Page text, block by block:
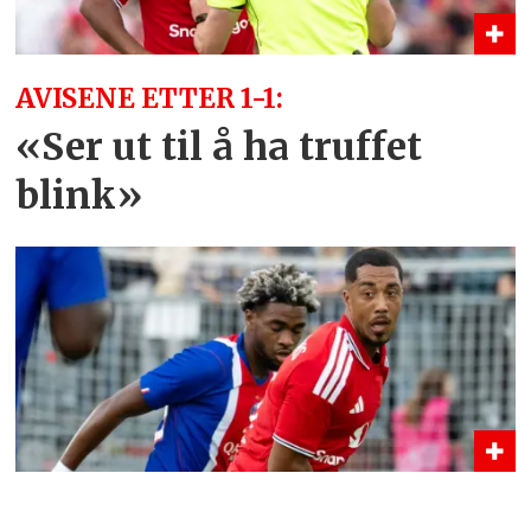
AVISENE ETTER 1-1:
«Ser ut til å ha truffet
blink»